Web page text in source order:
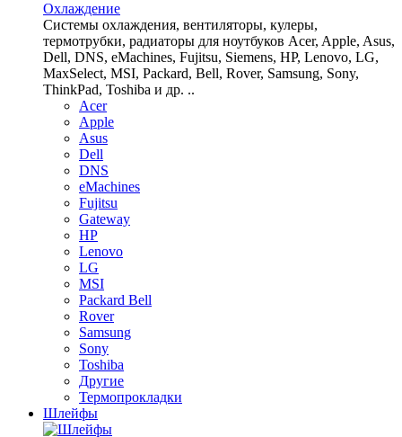
Охлаждение
Системы охлаждения, вентиляторы, кулеры,
термотрубки, радиаторы для ноутбуков Acer, Apple, Asus,
Dell, DNS, eMachines, Fujitsu, Siemens, HP, Lenovo, LG,
MaxSelect, MSI, Packard, Bell, Rover, Samsung, Sony,
ThinkPad, Toshiba и др. ..
Acer
Apple
Asus
Dell
DNS
eMachines
Fujitsu
Gateway
HP
Lenovo
LG
MSI
Packard Bell
Rover
Samsung
Sony
Toshiba
Другие
Термопрокладки
Шлейфы